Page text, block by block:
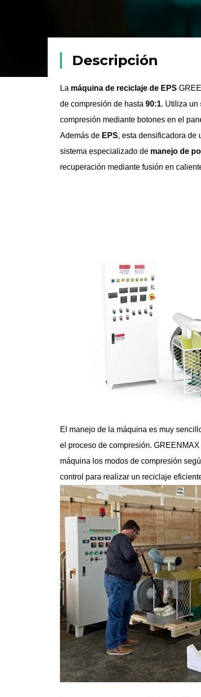
Descripción
La máquina de reciclaje de EPS
de compresión de hasta 90:1. Utiliza un
compresión mediante botones en el
Además de EPS, esta densificadora de
sistema especializado de manejo de
recuperación mediante fusión en
El manejo de la máquina es muy
el proceso de compresión.
máquina los modos de compresión
control para realizar un reciclaje